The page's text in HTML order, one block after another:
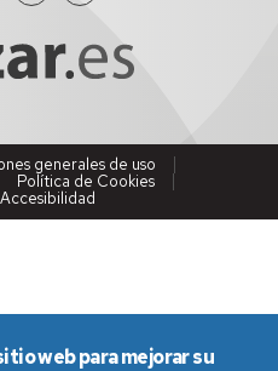
generales de uso
Política de Cookies
web para mejorar su